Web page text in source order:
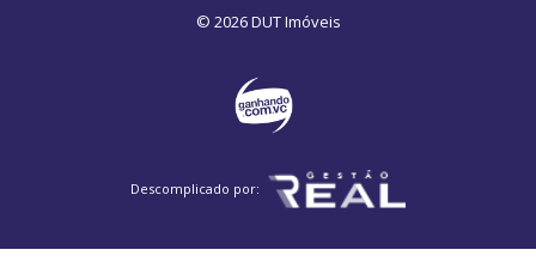
© 2026 DUT Imóveis
Descomplicado por: